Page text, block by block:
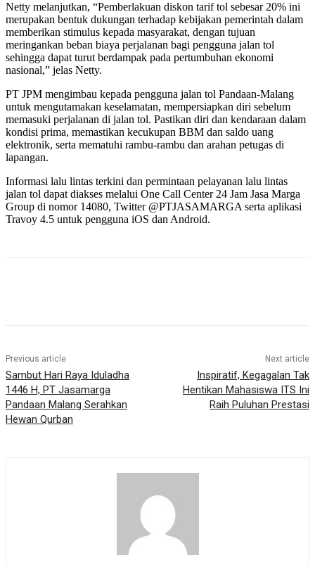
Netty melanjutkan, “Pemberlakuan diskon tarif tol sebesar 20% ini
merupakan bentuk dukungan terhadap kebijakan pemerintah dalam
memberikan stimulus kepada masyarakat, dengan tujuan
meringankan beban biaya perjalanan bagi pengguna jalan tol
sehingga dapat turut berdampak pada pertumbuhan ekonomi
nasional,” jelas Netty.
PT JPM mengimbau kepada pengguna jalan tol Pandaan-Malang
untuk mengutamakan keselamatan, mempersiapkan diri sebelum
memasuki perjalanan di jalan tol. Pastikan diri dan kendaraan dalam
kondisi prima, memastikan kecukupan BBM dan saldo uang
elektronik, serta mematuhi rambu-rambu dan arahan petugas di
lapangan.
Informasi lalu lintas terkini dan permintaan pelayanan lalu lintas
jalan tol dapat diakses melalui One Call Center 24 Jam Jasa Marga
Group di nomor 14080, Twitter @PTJASAMARGA serta aplikasi
Travoy 4.5 untuk pengguna iOS dan Android.
Previous article
Sambut Hari Raya Iduladha
1446 H, PT Jasamarga
Pandaan Malang Serahkan
Hewan Qurban
Next article
Inspiratif, Kegagalan Tak
Hentikan Mahasiswa ITS Ini
Raih Puluhan Prestasi